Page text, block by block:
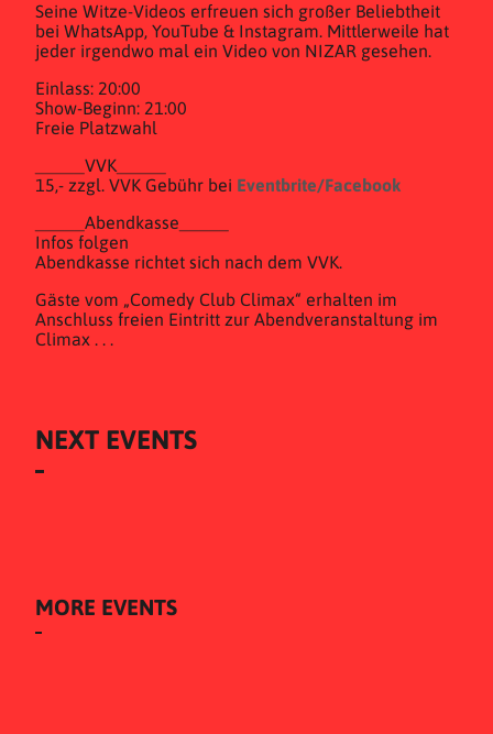
Seine Witze-Videos erfreuen sich großer Beliebtheit
bei WhatsApp, YouTube & Instagram. Mittlerweile hat
jeder irgendwo mal ein Video von NIZAR gesehen.
Einlass: 20:00
Show-Beginn: 21:00
Freie Platzwahl
_____VVK_____
15,- zzgl. VVK Gebühr bei Eventbrite/Facebook
_____Abendkasse_____
Infos folgen
Abendkasse richtet sich nach dem VVK.
Gäste vom „Comedy Club Climax“ erhalten im
Anschluss freien Eintritt zur Abendveranstaltung im
Climax . . .
NEXT EVENTS
MORE EVENTS